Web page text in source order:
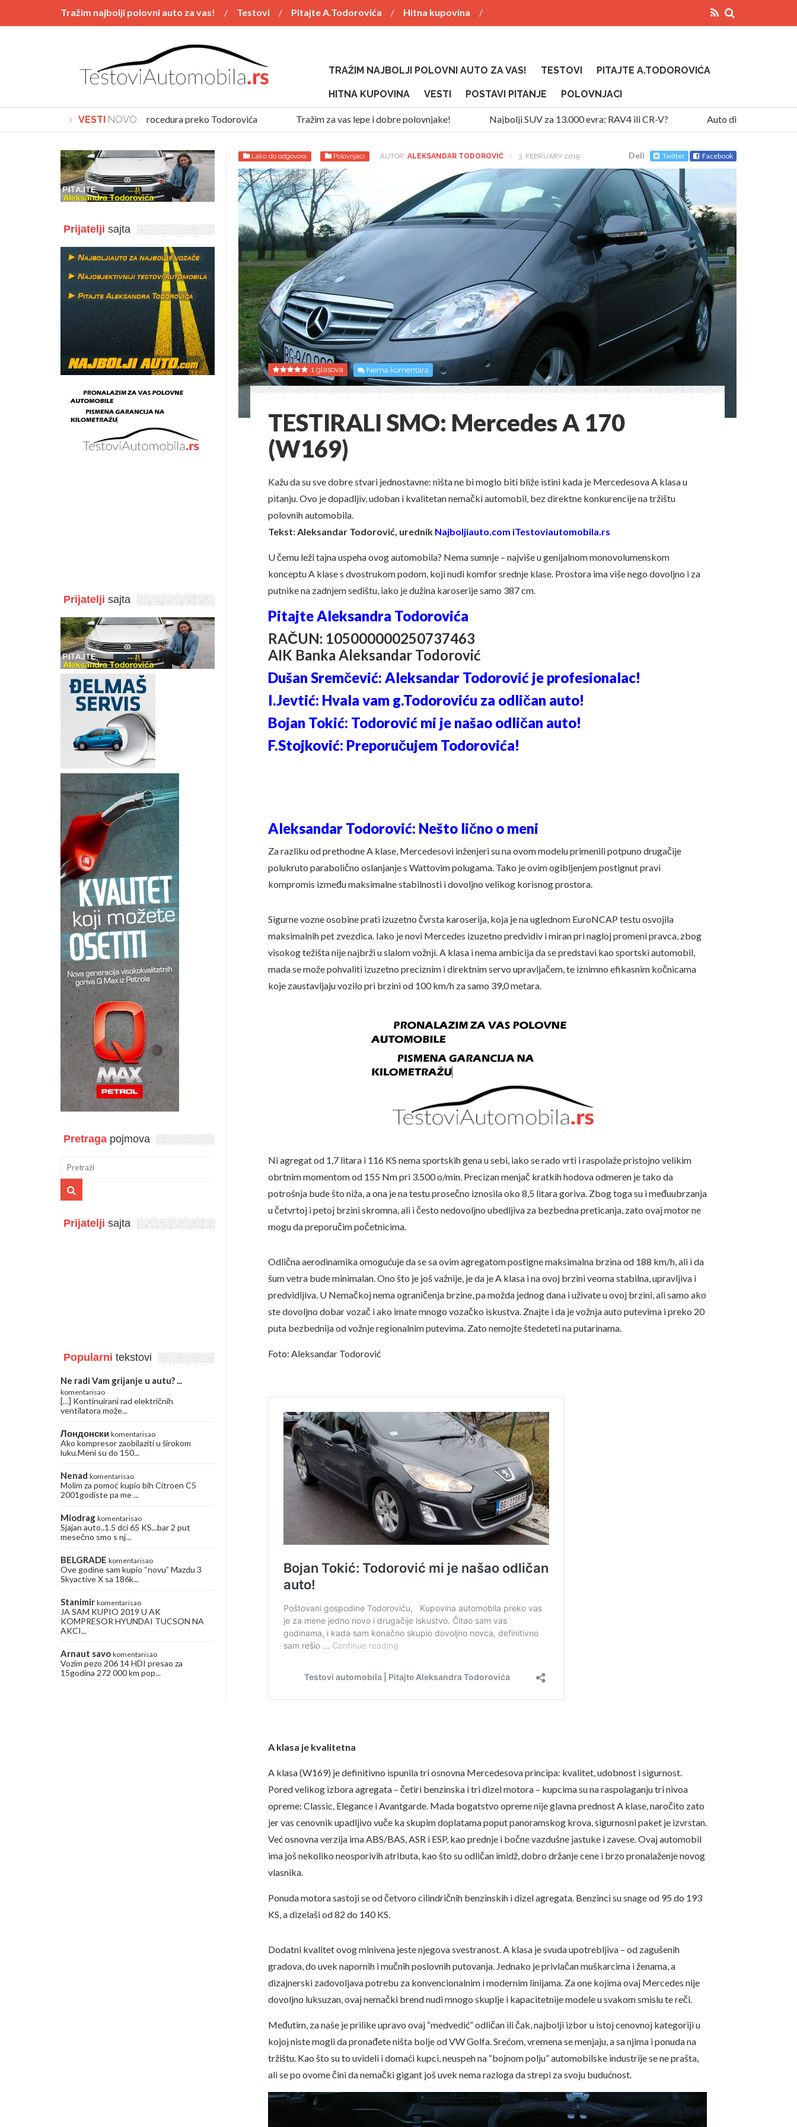
Tražim najbolji polovni auto za vas! Testovi Pitajte A.Todorovića
Hitna kupovina
Vesti
POSTAVI PITANJE Polovnjaci
TRAŽIM NAJBOLJI POLOVNI AUTO ZA VAS! TESTOVI PITAJTE A.TODOROVIĆA
HITNA KUPOVINA VESTI POSTAVI PITANJE POLOVNJACI
VESTI NOVO
Kupovina automobila procedura preko Todorovića Tražim za vas lepe i dobre polovnjake! Najbolji SUV za 13.000 evra: RAV4 ili CR-V? Auto diže temperaturu na
Lako do odgovora Polovnjaci AUTOR: ALEKSANDAR TODOROVIĆ - 3. FEBRUARY 2019. Deli Twitter Facebook
1 glasova Nema komentara
TESTIRALI SMO: Mercedes A 170
(W169)
Kažu da su sve dobre stvari jednostavne: ništa ne bi moglo biti bliže istini kada je Mercedesova A klasa u
pitanju. Ovo je dopadljiv, udoban i kvalitetan nemački automobil, bez direktne konkurencije na tržištu
polovnih automobila.
Tekst: Aleksandar Todorović, urednik Najboljiauto.com iTestoviautomobila.rs
U čemu leži tajna uspeha ovog automobila? Nema sumnje – najviše u genijalnom monovolumenskom
konceptu A klase s dvostrukom podom, koji nudi komfor srednje klase. Prostora ima više nego dovoljno i za
putnike na zadnjem sedištu, iako je dužina karoserije samo 387 cm.
Pitajte Aleksandra Todorovića
RAČUN: 105000000250737463
AIK Banka Aleksandar Todorović
Dušan Sremčević: Aleksandar Todorović je profesionalac!
I.Jevtić: Hvala vam g.Todoroviću za odličan auto!
Bojan Tokić: Todorović mi je našao odličan auto!
F.Stojković: Preporučujem Todorovića!
Aleksandar Todorović: Nešto lično o meni
Za razliku od prethodne A klase, Mercedesovi inženjeri su na ovom modelu primenili potpuno drugačije
polukruto parabolično oslanjanje s Wattovim polugama. Tako je ovim ogibljenjem postignut pravi
kompromis između maksimalne stabilnosti i dovoljno velikog korisnog prostora.
Sigurne vozne osobine prati izuzetno čvrsta karoserija, koja je na uglednom EuroNCAP testu osvojila
maksimalnih pet zvezdica. Iako je novi Mercedes izuzetno predvidiv i miran pri nagloj promeni pravca, zbog
visokog težišta nije najbrži u slalom vožnji. A klasa i nema ambicija da se predstavi kao sportski automobil,
mada se može pohvaliti izuzetno preciznim i direktnim servo upravljačem, te iznimno efikasnim kočnicama
koje zaustavljaju vozilo pri brzini od 100 km/h za samo 39,0 metara.
Ni agregat od 1,7 litara i 116 KS nema sportskih gena u sebi, iako se rado vrti i raspolaže pristojno velikim
obrtnim momentom od 155 Nm pri 3.500 o/min. Precizan menjač kratkih hodova odmeren je tako da
potrošnja bude što niža, a ona je na testu prosečno iznosila oko 8,5 litara goriva. Zbog toga su i međuubrzanja
u četvrtoj i petoj brzini skromna, ali i često nedovoljno ubedljiva za bezbedna preticanja, zato ovaj motor ne
mogu da preporučim početnicima.
Odlična aerodinamika omogućuje da se sa ovim agregatom postigne maksimalna brzina od 188 km/h, ali i da
šum vetra bude minimalan. Ono što je još važnije, je da je A klasa i na ovoj brzini veoma stabilna, upravljiva i
predvidljiva. U Nemačkoj nema ograničenja brzine, pa možda jednog dana i uživate u ovoj brzini, ali samo ako
ste dovoljno dobar vozač i ako imate mnogo vozačko iskustva. Znajte i da je vožnja auto putevima i preko 20
puta bezbednija od vožnje regionalnim putevima. Zato nemojte štedeteti na putarinama.
Foto: Aleksandar Todorović
A klasa je kvalitetna
A klasa (W169) je definitivno ispunila tri osnovna Mercedesova principa: kvalitet, udobnost i sigurnost.
Pored velikog izbora agregata – četiri benzinska i tri dizel motora – kupcima su na raspolaganju tri nivoa
opreme: Classic, Elegance i Avantgarde. Mada bogatstvo opreme nije glavna prednost A klase, naročito zato
jer vas cenovnik upadljivo vuče ka skupim doplatama poput panoramskog krova, sigurnosni paket je izvrstan.
Već osnovna verzija ima ABS/BAS, ASR i ESP, kao prednje i bočne vazdušne jastuke i zavese. Ovaj automobil
ima još nekoliko neosporivih atributa, kao što su odličan imidž, dobro držanje cene i brzo pronalaženje novog
vlasnika.
Ponuda motora sastoji se od četvoro cilindričnih benzinskih i dizel agregata. Benzinci su snage od 95 do 193
KS, a dizelaši od 82 do 140 KS.
Dodatni kvalitet ovog minivena jeste njegova svestranost. A klasa je svuda upotrebljiva – od zagušenih
gradova, do uvek napornih i mučnih poslovnih putovanja. Jednako je privlačan muškarcima i ženama, a
dizajnerski zadovoljava potrebu za konvencionalnim i modernim linijama. Za one kojima ovaj Mercedes nije
dovoljno luksuzan, ovaj nemački brend nudi mnogo skuplje i kapacitetnije modele u svakom smislu te reči.
Međutim, za naše je prilike upravo ovaj “medvedić” odličan ili čak, najbolji izbor u istoj cenovnoj kategoriji u
kojoj niste mogli da pronađete ništa bolje od VW Golfa. Srećom, vremena se menjaju, a sa njima i ponuda na
tržištu. Kao što su to uvideli i domaći kupci, neuspeh na “bojnom polju” automobilske industrije se ne prašta,
ali se po ovome čini da nemački gigant još uvek nema razloga da strepi za svoju budućnost.
Prijatelji sajta
Prijatelji sajta
Pretraga pojmova
Prijatelji sajta
Popularni tekstovi
Ne radi Vam grijanje u autu? ...
komentarisao
[…] Kontinuirani rad električnih
ventilatora može...
Лондонски komentarisao
Ako kompresor zaobilaziti u širokom
luku.Meni su do 150...
Nenad komentarisao
Molim za pomoć kupio bih Citroen C5
2001godiste pa me ...
Miodrag komentarisao
Sjajan auto..1.5 dci 65 KS...bar 2 put
mesečno smo s nj...
BELGRADE komentarisao
Ove godine sam kupio “novu” Mazdu 3
Skyactive X sa 186k...
Stanimir komentarisao
JA SAM KUPIO 2019 U AK
KOMPRESOR HYUNDAI TUCSON NA
AKCI...
Arnaut savo komentarisao
Vozim pezo 206 14 HDI presao za
15godina 272 000 km pop...